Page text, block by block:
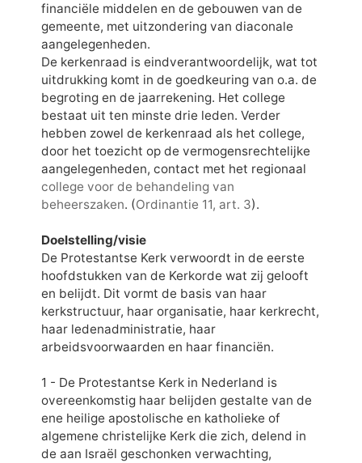
financiële middelen en de gebouwen van de
gemeente, met uitzondering van diaconale
aangelegenheden.
De kerkenraad is eindverantwoordelijk, wat tot
uitdrukking komt in de goedkeuring van o.a. de
begroting en de jaarrekening. Het college
bestaat uit ten minste drie leden. Verder
hebben zowel de kerkenraad als het college,
door het toezicht op de vermogensrechtelijke
aangelegenheden, contact met het regionaal
college voor de behandeling van
beheerszaken. (Ordinantie 11, art. 3).
Doelstelling/visie
De Protestantse Kerk verwoordt in de eerste
hoofdstukken van de Kerkorde wat zij gelooft
en belijdt. Dit vormt de basis van haar
kerkstructuur, haar organisatie, haar kerkrecht,
haar ledenadministratie, haar
arbeidsvoorwaarden en haar financiën.
1 - De Protestantse Kerk in Nederland is
overeenkomstig haar belijden gestalte van de
ene heilige apostolische en katholieke of
algemene christelijke Kerk die zich, delend in
de aan Israël geschonken verwachting,